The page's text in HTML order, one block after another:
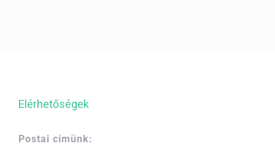
Elérhetőségek
Postai címünk: